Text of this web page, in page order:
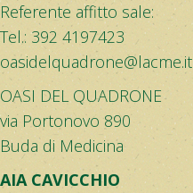
Referente affitto sale:
Tel.: 392 4197423
oasidelquadrone@lacme.it
OASI DEL QUADRONE
via Portonovo 890
Buda di Medicina
AIA CAVICCHIO